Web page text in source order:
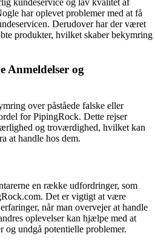
kundeservice og lav kvalitet af
har oplevet problemer med at få
Derudover har der været
produkter, hvilket skaber bekymring
Anmeldelser og
over påståede falske eller
for PipingRock. Dette rejser
og troværdighed, hvilket kan
at handle hos dem.
en række udfordringer, som
Det er vigtigt at være
når man overvejer at handle
oplevelser kan hjælpe med at
undgå potentielle problemer.